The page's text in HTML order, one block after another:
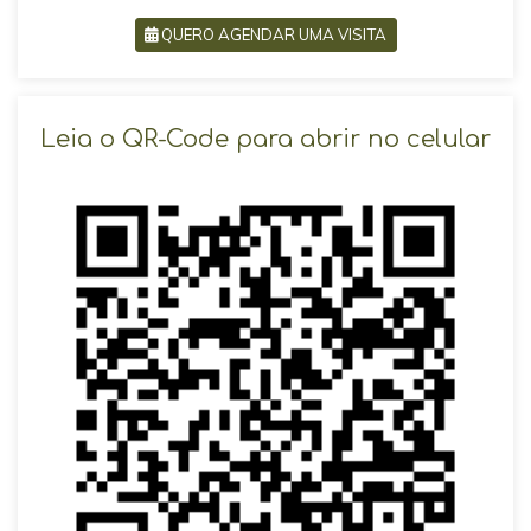
QUERO AGENDAR UMA VISITA
Leia o QR-Code para abrir no celular